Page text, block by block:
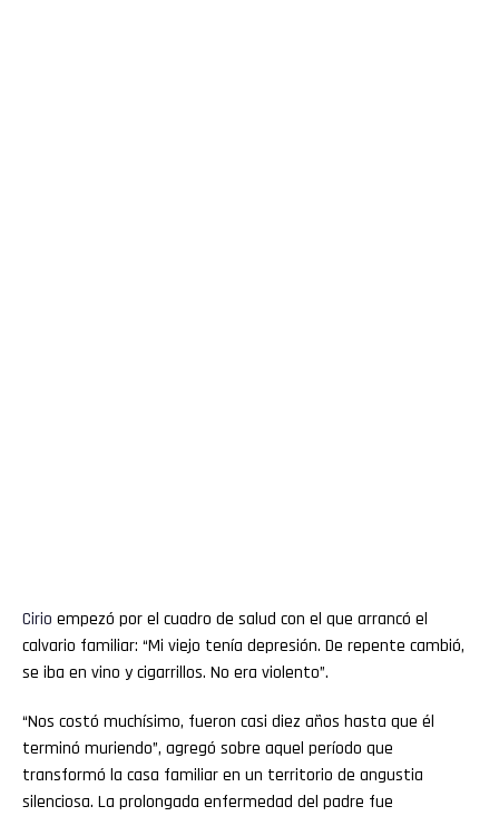
Cirio empezó por el cuadro de salud con el que arrancó el
calvario familiar: “Mi viejo tenía depresión. De repente cambió,
se iba en vino y cigarrillos. No era violento”.
“Nos costó muchísimo, fueron casi diez años hasta que él
terminó muriendo”, agregó sobre aquel período que
transformó la casa familiar en un territorio de angustia
silenciosa. La prolongada enfermedad del padre fue